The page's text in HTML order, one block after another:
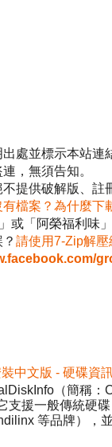
處並標示本站連
，無須告知。
提供破解版、註
檔案？為什麼下
或「阿榮福利味」
請使用7-Zip解壓
中文版 - 硬碟資
（簡稱
支援一般傳統硬
等品牌），